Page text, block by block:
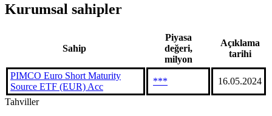
Kurumsal sahipler
Sahip
Piyasa
değeri,
milyon
Açıklama
tarihi
PIMCO Euro Short Maturity
Source ETF (EUR) Acc
***
16.05.2024
Tahviller